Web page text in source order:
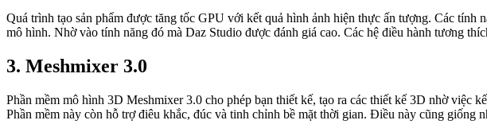
Quá trình tạo sản phẩm được tăng tốc GPU với kết quả hình ảnh hiện thực ấn tượng. Các
mô hình. Nhờ vào tính năng đó mà Daz Studio được đánh giá cao. Các hệ điều hành tương
3. Meshmixer 3.0
Phần mềm mô hình 3D Meshmixer 3.0 cho phép bạn thiết kế, tạo ra các thiết kế 3D nhờ việc
Phần mềm này còn hỗ trợ điêu khắc, đúc và tinh chỉnh bề mặt thời gian. Điều này cũng giống